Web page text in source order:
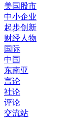
美国股市
中小企业
起步创新
财经人物
国际
中国
东南亚
言论
社论
评论
交流站